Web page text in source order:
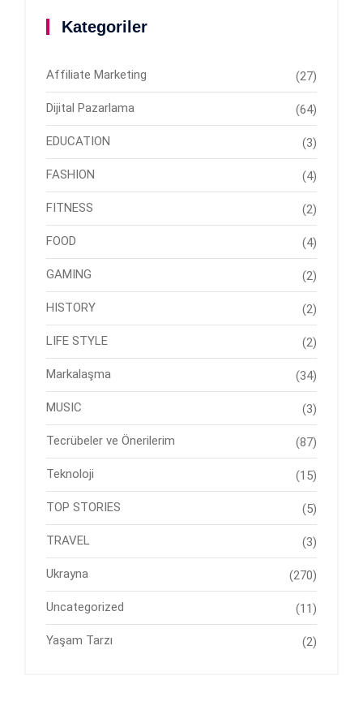
Kategoriler
Affiliate Marketing (27)
Dijital Pazarlama (64)
EDUCATION (3)
FASHION (4)
FITNESS (2)
FOOD (4)
GAMING (2)
HISTORY (2)
LIFE STYLE (2)
Markalaşma (34)
MUSIC (3)
Tecrübeler ve Önerilerim (87)
Teknoloji (15)
TOP STORIES (5)
TRAVEL (3)
Ukrayna (270)
Uncategorized (11)
Yaşam Tarzı (2)